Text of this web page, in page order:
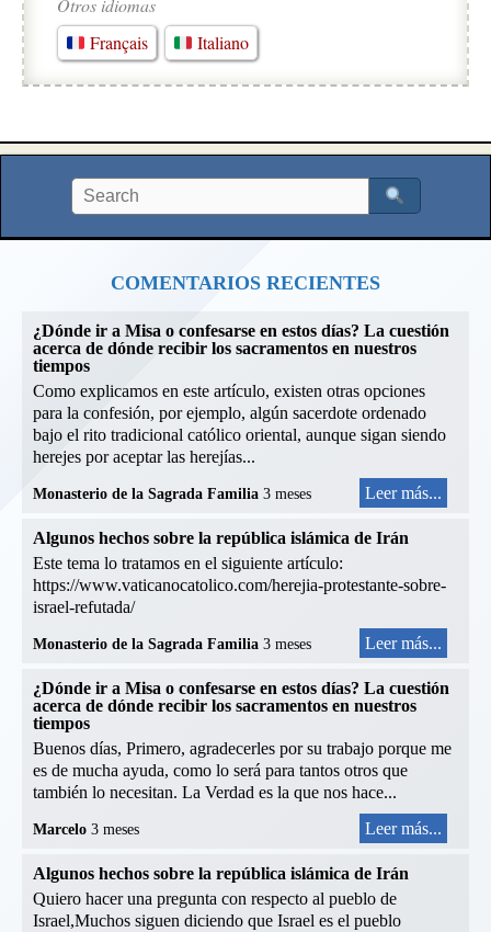
Français
Italiano
COMENTARIOS RECIENTES
¿Dónde ir a Misa o confesarse en estos días? La cuestión
acerca de dónde recibir los sacramentos en nuestros
tiempos
Como explicamos en este artículo, existen otras opciones
para la confesión, por ejemplo, algún sacerdote ordenado
bajo el rito tradicional católico oriental, aunque sigan siendo
herejes por aceptar las herejías...
Monasterio de la Sagrada Familia 3 meses Leer más...
Algunos hechos sobre la república islámica de Irán
Este tema lo tratamos en el siguiente artículo:
https://www.vaticanocatolico.com/herejia-protestante-sobre-
israel-refutada/
Monasterio de la Sagrada Familia 3 meses Leer más...
¿Dónde ir a Misa o confesarse en estos días? La cuestión
acerca de dónde recibir los sacramentos en nuestros
tiempos
Buenos días, Primero, agradecerles por su trabajo porque me
es de mucha ayuda, como lo será para tantos otros que
también lo necesitan. La Verdad es la que nos hace...
Marcelo 3 meses Leer más...
Algunos hechos sobre la república islámica de Irán
Quiero hacer una pregunta con respecto al pueblo de
Israel,Muchos siguen diciendo que Israel es el pueblo